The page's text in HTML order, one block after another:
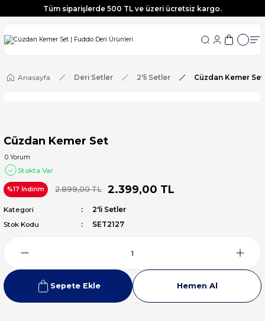
Tüm siparişlerde 500 TL ve üzeri ücretsiz kargo.
Tüm siparişlerde 500 TL ve üzeri ücretsiz kargo.
Tüm siparişlerde 500 TL ve üzeri ücretsiz kargo.
Tüm siparişlerde 500 TL ve üzeri ücretsiz kargo.
Anasayfa Deri Setler 2'li Setler Cüzdan Kemer Set
Cüzdan Kemer Set
0 Yorum
Stokta Var
%17 İndirim 2.899,00 TL 2.399,00 TL
Kategori
2'li Setler
Stok Kodu
SET2127
Sepete Ekle Hemen Al